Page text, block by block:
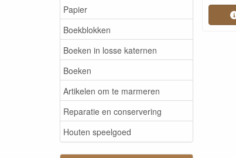
Papier
Boekblokken
Boeken in losse katernen
Boeken
Artikelen om te marmeren
Reparatie en conservering
Houten speelgoed